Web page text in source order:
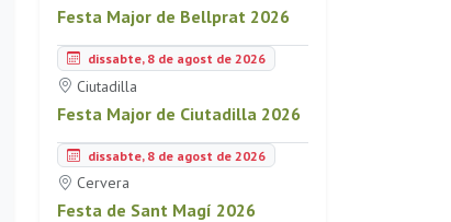
Festa Major de Bellprat 2026
dissabte, 8 de agost de 2026
Ciutadilla
Festa Major de Ciutadilla 2026
dissabte, 8 de agost de 2026
Cervera
Festa de Sant Magí 2026